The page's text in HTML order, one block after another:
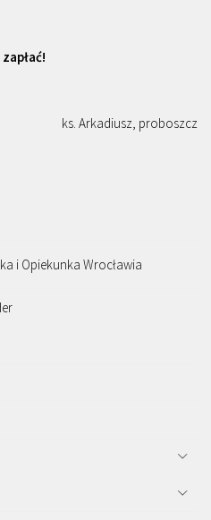
ks. Arkadiusz, proboszcz
i Opiekunka Wrocławia